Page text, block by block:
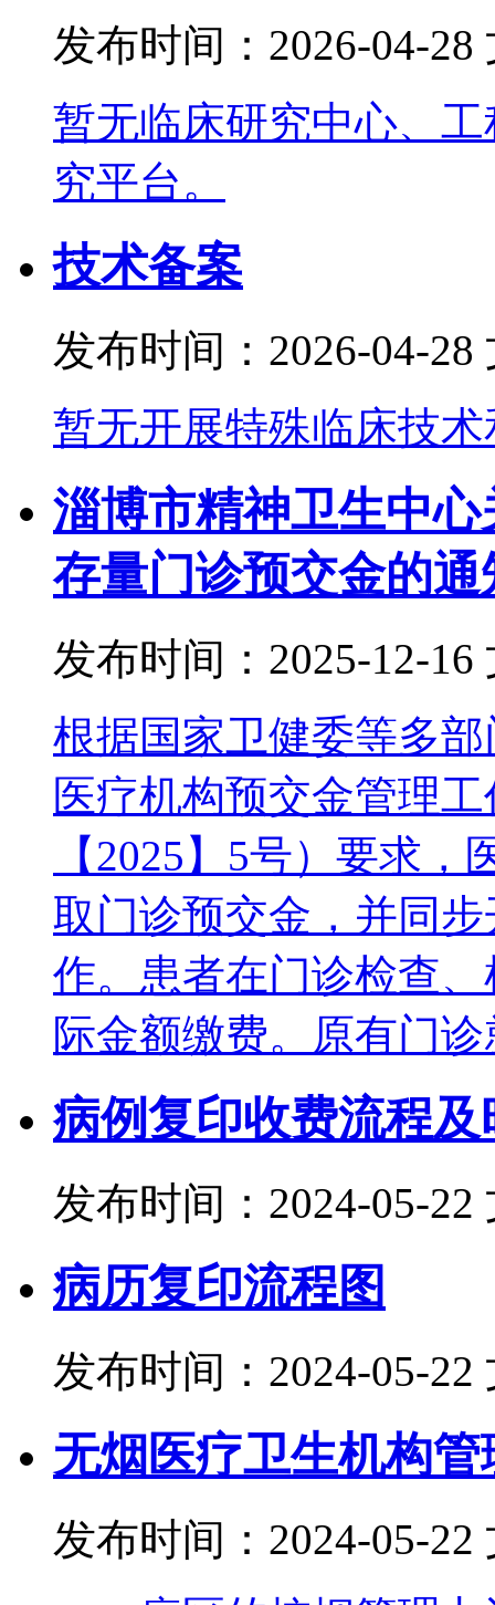
发布时间：2026-04-28
暂无临床研究中心、
究平台。
技术备案
发布时间：2026-04-28
暂无开展特殊临床技
淄博市精神卫生中
存量门诊预交金的通
发布时间：2025-12-16
根据国家卫健委等多
医疗机构预交金管理
【2025】5号）要求
取门诊预交金，并同
作。患者在门诊检查
际金额缴费。原有门
病例复印收费流程及
发布时间：2024-05-22
病历复印流程图
发布时间：2024-05-22
无烟医疗卫生机构管
发布时间：2024-05-22